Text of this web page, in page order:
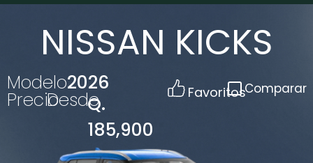
NISSAN KICKS
Modelo2026
PrecioDesde
Q.
185,900
FavoritosComparar